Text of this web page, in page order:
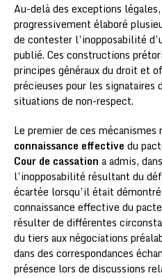
Au-delà des exceptions
progressivement élaboré
de contester l’inopposabilité
publié. Ces constructions
principes généraux du droit et
précieuses pour les signataires
situations de non-respect.
Le premier de ces mécanismes
connaissance effective du
Cour de cassation a admis,
l’inopposabilité résultant du
écartée lorsqu’il était
connaissance effective du
résulter de différentes
du tiers aux négociations
dans des correspondances
présence lors de discussions